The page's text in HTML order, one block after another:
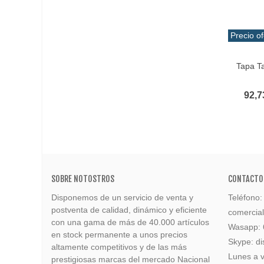
Precio
Tapa
SOBRE NOTOSTROS
Disponemos de un servicio de venta y
postventa de calidad, dinámico y eficiente
con una gama de más de 40.000 artículos
en stock permanente a unos precios
altamente competitivos y de las más
prestigiosas marcas del mercado Nacional
CONTACTO
Wasapp:
Skype:
Lunes a